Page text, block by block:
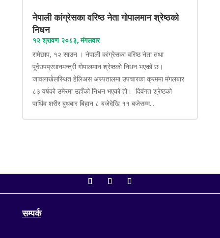
नेपाली कांग्रेसका वरिष्ठ नेता गोपालमान श्रेष्ठको
निधन
१२ श्रावण २०८३, मंगलवार
रामेछाप, १२ साउन । नेपाली कांग्रेसका वरिष्ठ नेता तथा
पूर्वउपप्रधानमन्त्री गोपालमान श्रेष्ठको निधन भएको छ।
जावलाखेलस्थित हेलिअस अस्पतालमा उपचारका क्रममा मंगलबार
८३ वर्षको उमेरमा उहाँको निधन भएको हो। दिवंगत श्रेष्ठको
पार्थिव शरीर बुधबार बिहान ८ बजेदेखि ११ बजेसम्म...
सम्पर्क